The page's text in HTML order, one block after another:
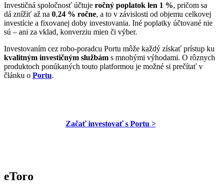
Investičná spoločnosť účtuje ročný poplatok len 1 %, pričom sa
dá znížiť až na 0,24 % ročne, a to v závislosti od objemu celkovej
investície a fixovanej doby investovania. Iné poplatky účtované nie
sú – ani za vklad, konverziu mien či výber.
Investovaním cez robo-poradcu Portu môže každý získať prístup ku
kvalitným investičným službám s mnohými výhodami. O rôznych
produktoch ponúkaných touto platformou je možné si prečítať v
článku o Portu.
Začať investovať s Portu >
eToro